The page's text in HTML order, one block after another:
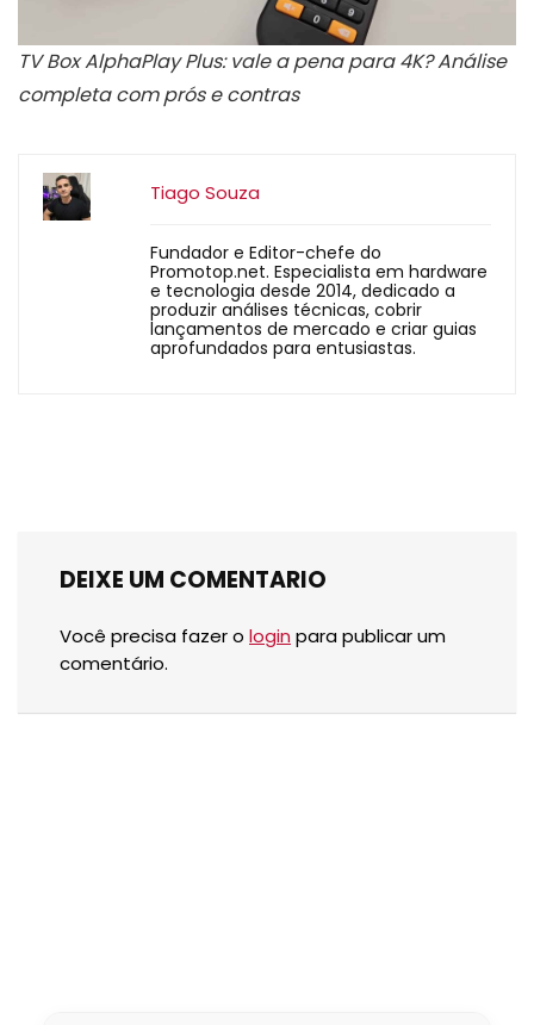
TV Box AlphaPlay Plus: vale a pena para 4K? Análise
completa com prós e contras
Tiago Souza
Fundador e Editor-chefe do
Promotop.net. Especialista em hardware
e tecnologia desde 2014, dedicado a
produzir análises técnicas, cobrir
lançamentos de mercado e criar guias
aprofundados para entusiastas.
DEIXE UM COMENTARIO
Você precisa fazer o login para publicar um
comentário.